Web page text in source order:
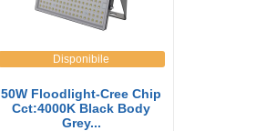
Disponibile
50W Floodlight-Cree Chip
Cct:4000K Black Body
Grey...